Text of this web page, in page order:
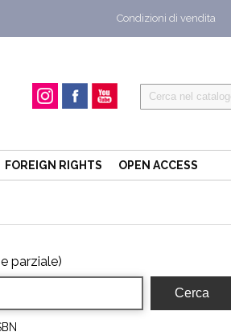
Condizioni di vendita
FOREIGN RIGHTS OPEN ACCESS
parziale)